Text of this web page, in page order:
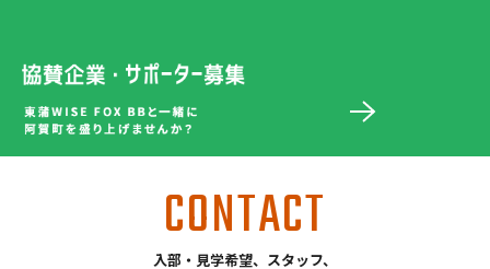
CONTACT
入部・見学希望、スタッフ、